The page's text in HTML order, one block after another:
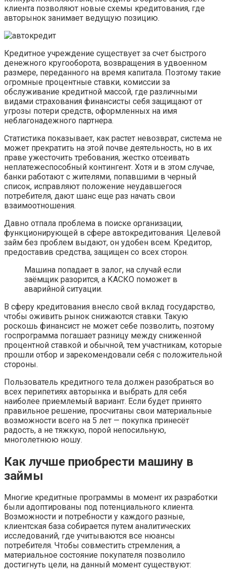
клиента позволяют новые схемы кредитования, где
авторынок занимает ведущую позицию.
Кредитное учреждение существует за счет быстрого
денежного кругооборота, возвращения в удвоенном
размере, переданного на время капитала. Поэтому такие
огромные процентные ставки, комиссии за
обслуживание кредитной массой, где различными
видами страхования финансисты себя защищают от
угрозы потери средств, оформленных на имя
неблагонадежного партнера.
Статистика показывает, как растет невозврат, система не
может прекратить на этой почве деятельность, но в их
праве ужесточить требования, жестко отсеивать
неплатежеспособный контингент. Хотя и в этом случае,
банки работают с жителями, попавшими в черный
список, исправляют положение неудавшегося
потребителя, дают шанс еще раз начать свои
взаимоотношения.
Давно отпала проблема в поиске организации,
функционирующей в сфере автокредитования. Целевой
займ без проблем выдают, он удобен всем. Кредитор,
предоставив средства, защищен со всех сторон.
Машина попадает в залог, на случай если
заёмщик разорится, а КАСКО поможет в
аварийной ситуации.
В сферу кредитования внесло свой вклад государство,
чтобы оживить рынок снижаются ставки. Такую
роскошь финансист не может себе позволить, поэтому
госпрограмма погашает разницу между сниженной
процентной ставкой и обычной, тем участникам, которые
прошли отбор и зарекомендовали себя с положительной
стороны.
Пользователь кредитного тела должен разобраться во
всех перипетиях авторынка и выбрать для себя
наиболее приемлемый вариант. Если будет принято
правильное решение, просчитаны свои материальные
возможности всего на 5 лет — покупка принесёт
радость, а не тяжкую, порой непосильную,
многолетнюю ношу.
Как лучше приобрести машину в
займы
Многие кредитные программы в момент их разработки
были адоптированы под потенциального клиента.
Возможности и потребности у каждого разные,
клиентская база собирается путем аналитических
исследований, где учитываются все нюансы
потребителя. Чтобы совместить стремления, а
материальное состояние покупателя позволило
достигнуть цели, на данный момент существуют: